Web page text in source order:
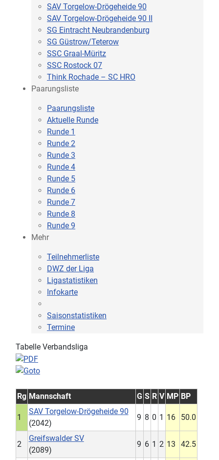
SAV Torgelow-Drögeheide 90
SAV Torgelow-Drögeheide 90 II
SG Eintracht Neubrandenburg
SG Güstrow/Teterow
SSC Graal-Müritz
SSC Rostock 07
Think Rochade – SC HRO
Paarungsliste
Paarungsliste
Aktuelle Runde
Runde 1
Runde 2
Runde 3
Runde 4
Runde 5
Runde 6
Runde 7
Runde 8
Runde 9
Mehr
Teilnehmerliste
DWZ der Liga
Ligastatistiken
Infokarte
Saisonstatistiken
Termine
Tabelle Verbandsliga
Rg Mannschaft G S R V MP BP
1
SAV Torgelow-Drögeheide 90
(2042)
9 8 0 1 16 50.0
2
Greifswalder SV
(2089)
9 6 1 2 13 42.5